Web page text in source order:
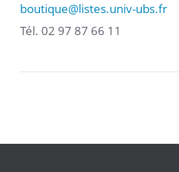
boutique@listes.univ-ubs.fr
Tél. 02 97 87 66 11